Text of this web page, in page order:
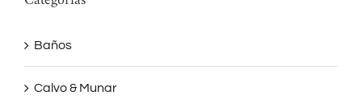
Baños
Calvo & Munar